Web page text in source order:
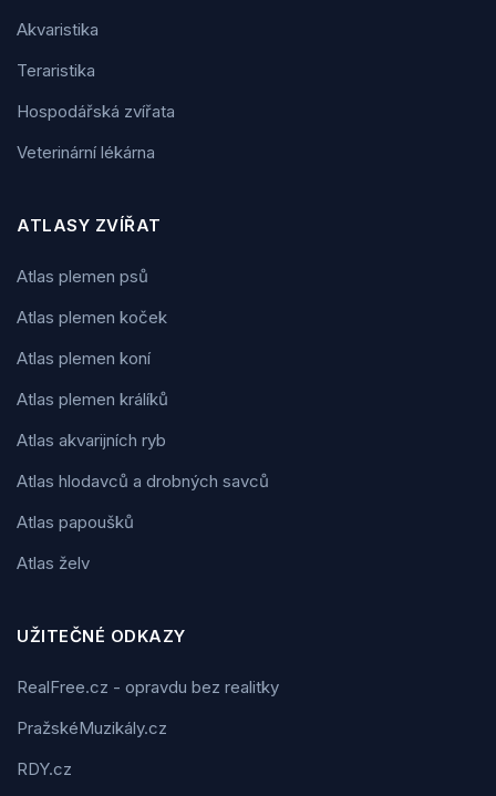
Akvaristika
Teraristika
Hospodářská zvířata
Veterinární lékárna
ATLASY ZVÍŘAT
Atlas plemen psů
Atlas plemen koček
Atlas plemen koní
Atlas plemen králíků
Atlas akvarijních ryb
Atlas hlodavců a drobných savců
Atlas papoušků
Atlas želv
UŽITEČNÉ ODKAZY
RealFree.cz - opravdu bez realitky
PražskéMuzikály.cz
RDY.cz